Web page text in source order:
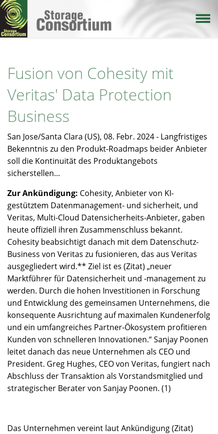
Direkt
zum
Inhalt
Fusion von Cohesity mit
Veritas' Data Protection
Business
San Jose/Santa Clara (US), 08. Febr. 2024 - Langfristiges
Bekenntnis zu den Produkt-Roadmaps beider Anbieter
soll die Kontinuität des Produktangebots
sicherstellen…
Zur Ankündigung: Cohesity, Anbieter von KI-
gestütztem Datenmanagement- und sicherheit, und
Veritas, Multi-Cloud Datensicherheits-Anbieter, gaben
heute offiziell ihren Zusammenschluss bekannt.
Cohesity beabsichtigt danach mit dem Datenschutz-
Business von Veritas zu fusionieren, das aus Veritas
ausgegliedert wird.** Ziel ist es (Zitat) „neuer
Marktführer für Datensicherheit und -management zu
werden. Durch die hohen Investitionen in Forschung
und Entwicklung des gemeinsamen Unternehmens, die
konsequente Ausrichtung auf maximalen Kundenerfolg
und ein umfangreiches Partner-Ökosystem profitieren
Kunden von schnelleren Innovationen.“ Sanjay Poonen
leitet danach das neue Unternehmen als CEO und
President. Greg Hughes, CEO von Veritas, fungiert nach
Abschluss der Transaktion als Vorstandsmitglied und
strategischer Berater von Sanjay Poonen. (1)
Das Unternehmen vereint laut Ankündigung (Zitat)